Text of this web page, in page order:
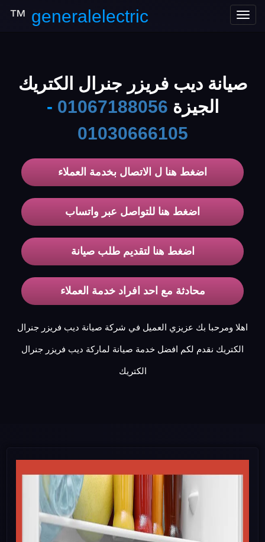
Toggle
generalelectric
™
صيانة ديب فريزر جنرال الكتريك
الجيزة 01067188056
-
01030666105
اضغط هنا ل الاتصال بخدمة العملاء
اضغط هنا للتواصل عبر واتساب
اضغط هنا لتقديم طلب صيانة
محادثة مع احد افراد خدمة العملاء
اهلا ومرحبا بك عزيزي العميل في شركة صيانة ديب فريزر جنرال
الكتريك نقدم لكم افضل خدمة صيانة لماركة ديب فريزر جنرال
الكتريك